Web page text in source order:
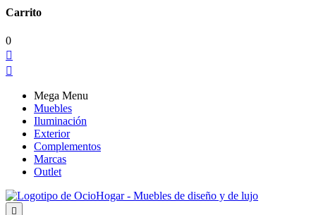
Carrito
0


Mega Menu
Muebles
Iluminación
Exterior
Complementos
Marcas
Outlet
